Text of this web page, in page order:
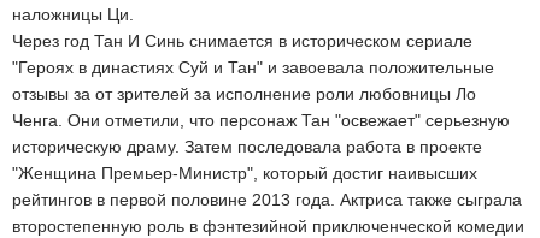
наложницы Ци.
Через год Тан И Синь снимается в историческом сериале
"Героях в династиях Суй и Тан" и завоевала положительные
отзывы за от зрителей за исполнение роли любовницы Ло
Ченга. Они отметили, что персонаж Тан "освежает" серьезную
историческую драму. Затем последовала работа в проекте
"Женщина Премьер-Министр", который достиг наивысших
рейтингов в первой половине 2013 года. Актриса также сыграла
второстепенную роль в фэнтезийной приключенческой комедии